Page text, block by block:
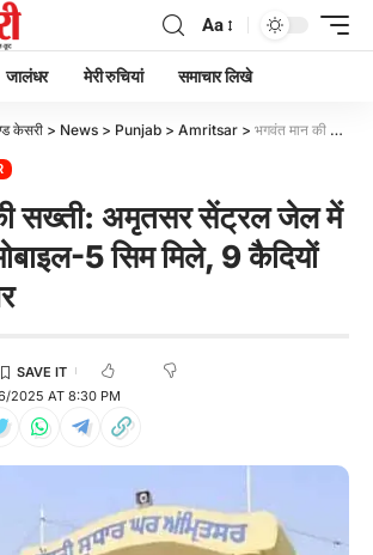
Aa
जालंधर मेरी रुचियां समाचार लिखे
केसरी > News > Punjab > Amritsar > भगवंत मान की सख्ती: अमृतसर सेंट्रल जेल में छापेमारी;11 मोबाइल-5 सिम मिले, 9 कैदियों पर एफआईआर
सख्ती: अमृतसर सेंट्रल जेल में
5 सिम मिले, 9 कैदियों
2025 AT 8:30 PM